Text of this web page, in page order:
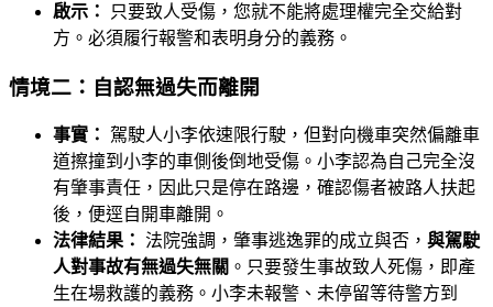
啟示：
只要致人受傷，您就不能將處理權完全交給對
方。必須履行報警和表明身分的義務。
情境二：自認無過失而離開
事實：
駕駛人小李依速限行駛，但對向機車突然偏離車
道擦撞到小李的車側後倒地受傷。小李認為自己完全沒
有肇事責任，因此只是停在路邊，確認傷者被路人扶起
後，便逕自開車離開。
法律結果： 法院強調，肇事逃逸罪的成立與否， 與駕駛
人對事故有無過失無關 。只要發生事故致人死傷，即產
生在場救護的義務。小李未報警、未停留等待警方到